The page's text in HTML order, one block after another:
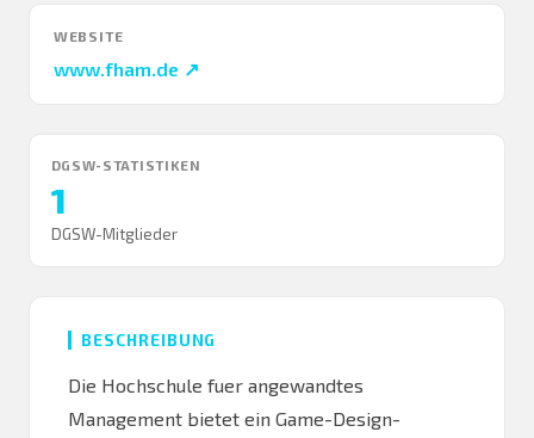
WEBSITE
www.fham.de ↗
DGSW-STATISTIKEN
1
DGSW-Mitglieder
BESCHREIBUNG
Die Hochschule fuer angewandtes
Management bietet ein Game-Design-